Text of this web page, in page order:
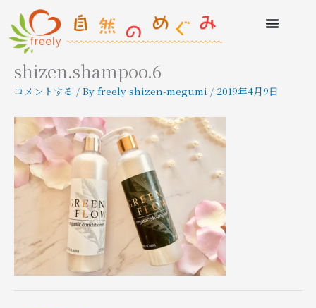
shizen.shampoo.6
コメントする / By freely shizen-megumi / 2019年4月9日